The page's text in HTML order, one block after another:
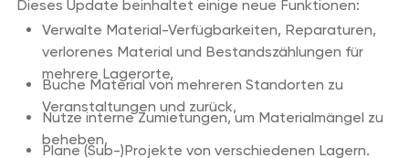
Dieses Update beinhaltet einige neue Funktionen:
Verwalte Material-Verfügbarkeiten, Reparaturen,
verlorenes Material und Bestandszählungen für
mehrere Lagerorte,
Buche Material von mehreren Standorten zu
Veranstaltungen und zurück,
Nutze interne Zumietungen, um Materialmängel zu
beheben,
Plane (Sub-)Projekte von verschiedenen Lagern.